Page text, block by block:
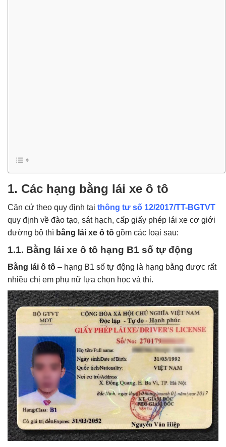
1. Các hạng bằng lái xe ô tô
Căn cứ theo quy định tại thông tư số 12/2017/TT-BGTVT
quy định về đào tạo, sát hạch, cấp giấy phép lái xe cơ giới
đường bộ thì bằng lái xe ô tô gồm các loại sau:
1.1. Bằng lái xe ô tô hạng B1 số tự động
Bằng lái ô tô – hạng B1 số tự động là hạng bằng được rất
nhiều chị em phụ nữ lựa chọn học và thi.